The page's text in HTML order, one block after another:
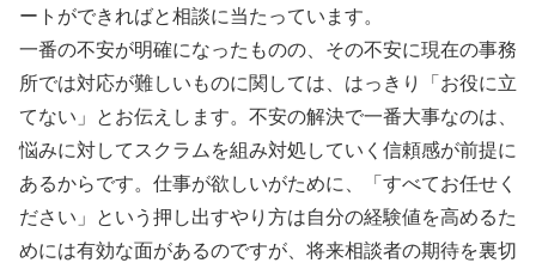
ートができればと相談に当たっています。
一番の不安が明確になったものの、その不安に現在の事務
所では対応が難しいものに関しては、はっきり「お役に立
てない」とお伝えします。不安の解決で一番大事なのは、
悩みに対してスクラムを組み対処していく信頼感が前提に
あるからです。仕事が欲しいがために、「すべてお任せく
ださい」という押し出すやり方は自分の経験値を高めるた
めには有効な面があるのですが、将来相談者の期待を裏切